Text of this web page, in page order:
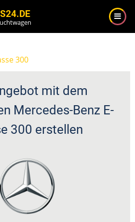
300
mit dem
Mercedes-Benz E-
300 erstellen